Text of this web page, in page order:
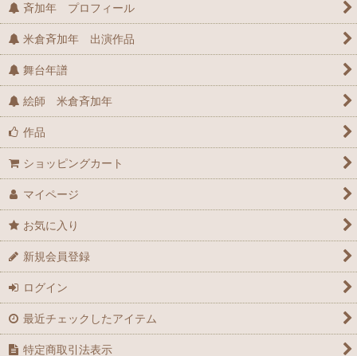
斉加年 プロフィール
米倉斉加年 出演作品
舞台年譜
絵師 米倉斉加年
作品
ショッピングカート
マイページ
お気に入り
新規会員登録
ログイン
最近チェックしたアイテム
特定商取引法表示